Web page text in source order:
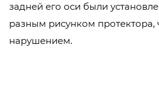
задней его оси были
разным рисунком протектора,
нарушением.